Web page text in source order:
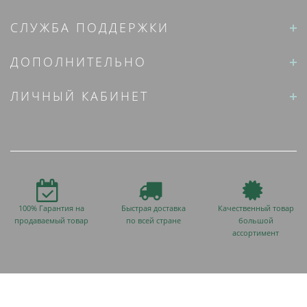
СЛУЖБА ПОДДЕРЖКИ
ДОПОЛНИТЕЛЬНО
ЛИЧНЫЙ КАБИНЕТ
100% Гарантия на
продаваемый товар
Быстрая доставка
по всей стране
Качественный товар
большой
ассортимент